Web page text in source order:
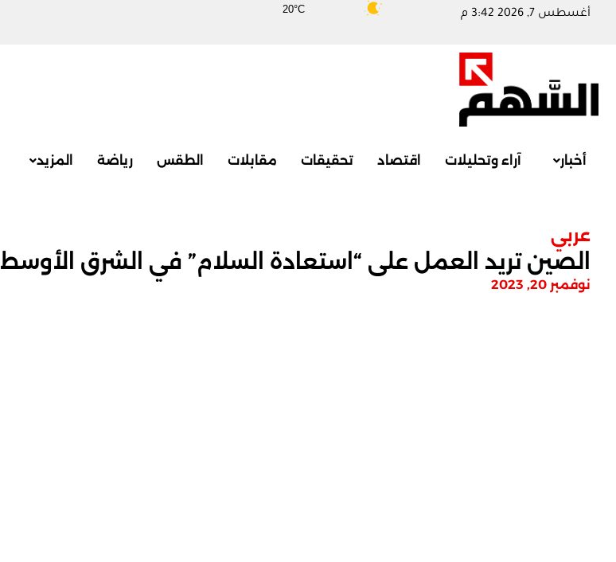
20°C أغسطس 7, 2026 3:42 م
أخبار آراء وتحليلات اقتصاد تحقيقات مقابلات الطقس رياضة المزيد
عربي
الصين تريد العمل على “استعادة السلام” في الشرق الأوسط
نوفمبر 20, 2023